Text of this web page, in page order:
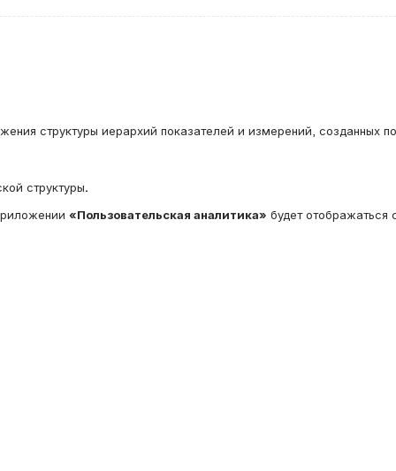
структуры иерархий показателей и измерений, созданных
структуры.
«Пользовательская аналитика» будет отображаться